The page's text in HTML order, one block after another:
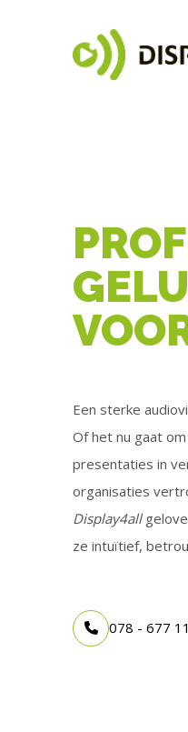
Een sterke
Of het nu gaat
presentaties in
organisaties
Display4all
ze intuïtief,
078 - 677